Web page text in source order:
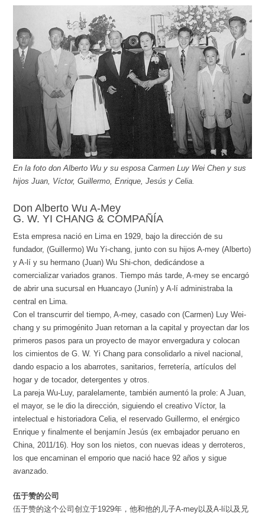
En la foto don Alberto Wu y su esposa Carmen Luy Wei Chen y sus
hijos Juan, Víctor, Guillermo, Enrique, Jesús y Celia.
Don Alberto Wu A-Mey
G. W. YI CHANG & COMPAÑÍA
Esta empresa nació en Lima en 1929, bajo la dirección de su
fundador, (Guillermo) Wu Yi-chang, junto con su hijos A-mey (Alberto)
y A-lí y su hermano (Juan) Wu Shi-chon, dedicándose a
comercializar variados granos. Tiempo más tarde, A-mey se encargó
de abrir una sucursal en Huancayo (Junín) y A-lí administraba la
central en Lima.
Con el transcurrir del tiempo, A-mey, casado con (Carmen) Luy Wei-
chang y su primogénito Juan retornan a la capital y proyectan dar los
primeros pasos para un proyecto de mayor envergadura y colocan
los cimientos de G. W. Yi Chang para consolidarlo a nivel nacional,
dando espacio a los abarrotes, sanitarios, ferretería, artículos del
hogar y de tocador, detergentes y otros.
La pareja Wu-Luy, paralelamente, también aumentó la prole: A Juan,
el mayor, se le dio la dirección, siguiendo el creativo Víctor, la
intelectual e historiadora Celia, el reservado Guillermo, el enérgico
Enrique y finalmente el benjamín Jesús (ex embajador peruano en
China, 2011/16). Hoy son los nietos, con nuevas ideas y derroteros,
los que encaminan el emporio que nació hace 92 años y sigue
avanzado.
伍于赞的公司
伍于赞的这个公司创立于1929年，他和他的儿子A-mey以及A-lí以及兄